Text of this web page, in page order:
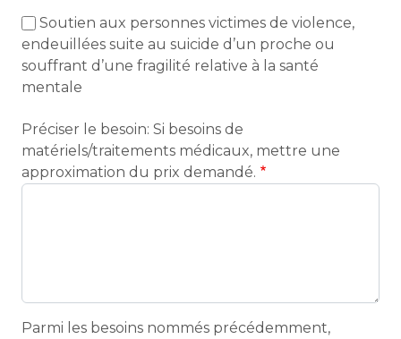
Soutien aux personnes victimes de violence,
endeuillées suite au suicide d’un proche ou
souffrant d’une fragilité relative à la santé
mentale
Préciser le besoin: Si besoins de
matériels/traitements médicaux, mettre une
approximation du prix demandé.
Parmi les besoins nommés précédemment,